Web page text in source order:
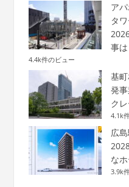
ア
タ
事
4.4k件のビュー
基
発
ク
4.1k
広
な
3.9k